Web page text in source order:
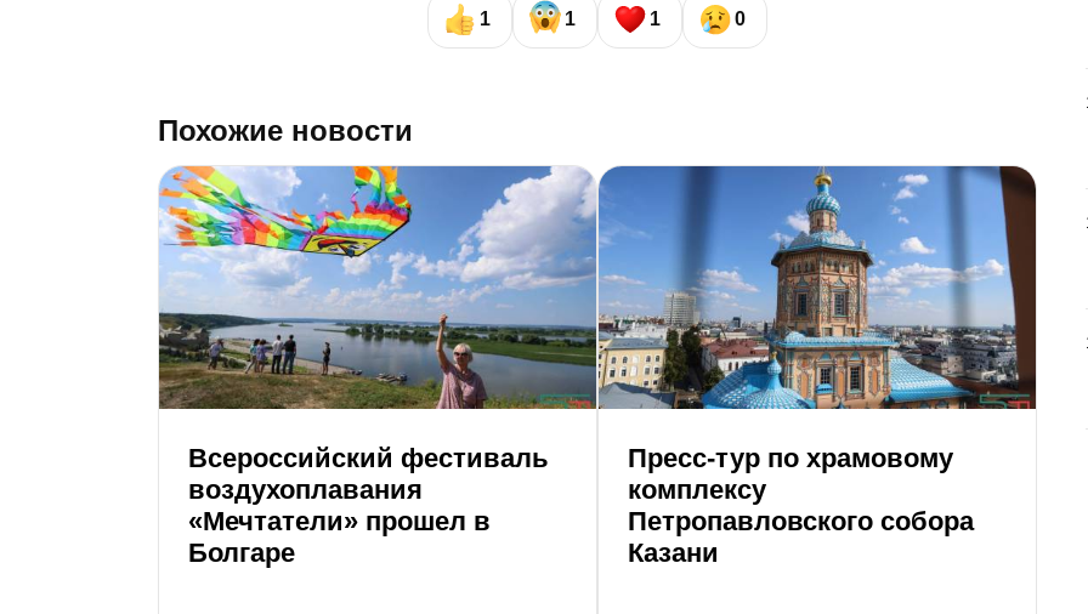
1 1 1 0
Похожие новости
Всероссийский фестиваль
воздухоплавания
«Мечтатели» прошел в
Болгаре
Пресс-тур по храмовому
комплексу
Петропавловского собора
Казани